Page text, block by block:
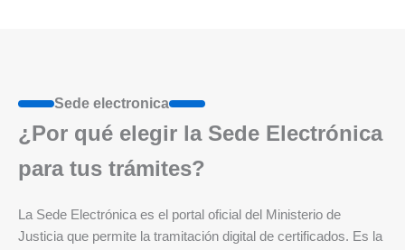
Sede electronica
¿Por qué elegir la Sede Electrónica
para tus trámites?
La Sede Electrónica es el portal oficial del Ministerio de
Justicia que permite la tramitación digital de certificados. Es la